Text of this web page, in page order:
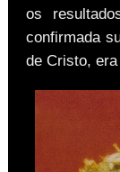
os
confirmada
de Cristo,